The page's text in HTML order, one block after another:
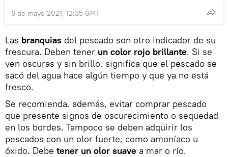
6 de mayo 2021, 12:35 GMT
Las branquias del pescado son otro indicador de su
frescura. Deben tener un color rojo brillante. Si se
ven oscuras y sin brillo, significa que el pescado se
sacó del agua hace algún tiempo y que ya no está
fresco.
Se recomienda, además, evitar comprar pescado
que presente signos de oscurecimiento o sequedad
en los bordes. Tampoco se deben adquirir los
pescados con un olor fuerte, como amoníaco u
óxido. Debe tener un olor suave a mar o río.